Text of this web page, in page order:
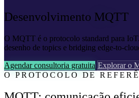
Desenvolvimento MQTT
O MQTT é o protocolo standard para
desenho de topics e bridging edge-to-
Agendar consultoria gratuita Explorar o
O PROTOCOLO DE